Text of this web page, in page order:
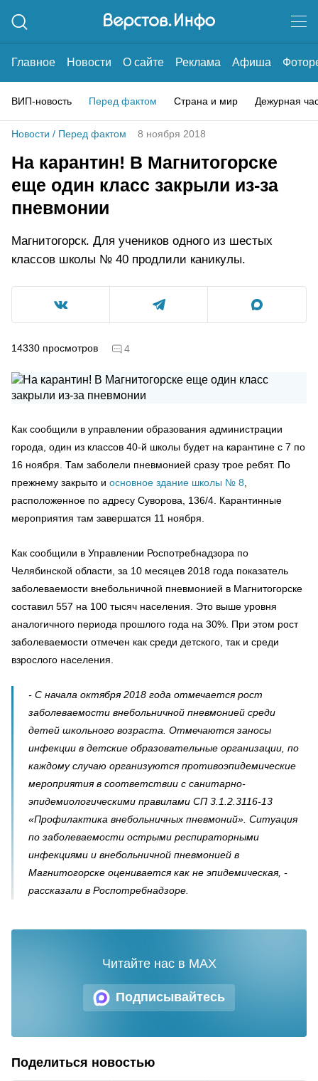
Главное Новости О сайте Реклама Афиша
ВИП-новость Перед фактом Страна и мир Дежурная
Новости / Перед фактом 8 ноября 2018
На карантин! В Магнитогорске
еще один класс закрыли из-за
пневмонии
Магнитогорск. Для учеников одного из шестых
классов школы № 40 продлили каникулы.
14330 просмотров 4
Как сообщили в управлении образования администрации
города, один из классов 40-й школы будет на карантине с 7 по
16 ноября. Там заболели пневмонией сразу трое ребят. По
прежнему закрыто и основное здание школы № 8
расположенное по адресу Суворова, 136/4. Карантинные
мероприятия там завершатся 11 ноября.
Как сообщили в Управлении Роспотребнадзора по
Челябинской области, за 10 месяцев 2018 года показатель
заболеваемости внебольничной пневмонией в Магнитогорске
составил 557 на 100 тысяч населения. Это выше уровня
аналогичного периода прошлого года на 30%. При этом рост
заболеваемости отмечен как среди детского, так и среди
взрослого населения.
- С начала октября 2018 года отмечается рост
заболеваемости внебольничной пневмонией среди
детей школьного возраста. Отмечаются заносы
инфекции в детские образовательные организации, по
каждому случаю организуются противоэпидемические
мероприятия в соответствии с санитарно-
эпидемиологическими правилами СП 3.1.2.3116-13
«Профилактика внебольничных пневмоний». Ситуация
по заболеваемости острыми респираторными
инфекциями и внебольничной пневмонией в
Магнитогорске оценивается как не эпидемическая, -
рассказали в Роспотребнадзоре.
Подписывайтесь
Читайте нас в MAX
Поделиться новостью